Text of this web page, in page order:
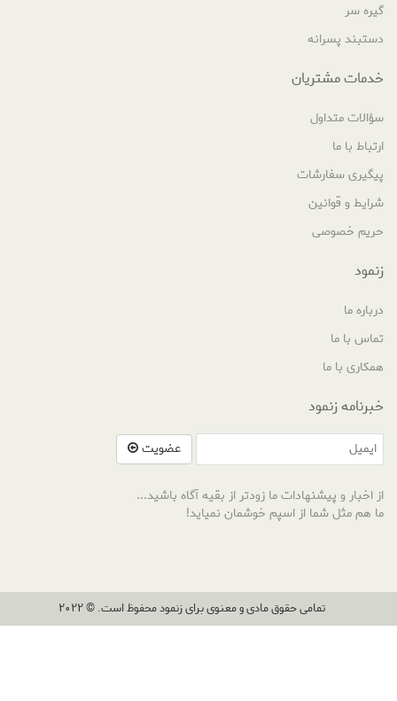
گیره سر
دستبند پسرانه
خدمات مشتریان
سؤالات متداول
ارتباط با ما
پیگیری سفارشات
شرایط و قوانین
حریم خصوصی
زنمود
درباره ما
تماس با ما
همکاری با ما
خبرنامه زنمود
عضویت
از اخبار و پیشنهادات ما زودتر از بقیه آگاه باشید...
ما هم مثل شما از اسپم خوشمان نمیاید!
تمامی حقوق مادی و معنوی برای زنمود محفوظ است. © 2022